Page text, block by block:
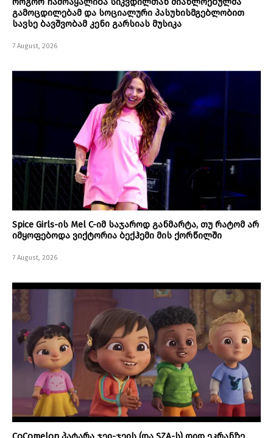
გამოცდილებამ და სოციალური პასუხისმგებლობით
სავსე ბავშვობამ კენი გარსიას მუსიკა
7 August, 2026
Spice Girls-ის Mel C-იმ საჯაროდ განმარტა, თუ რატომ არ
იმყოფებოდა ვიქტორია ბექჰემი მის ქორწილში
7 August, 2026